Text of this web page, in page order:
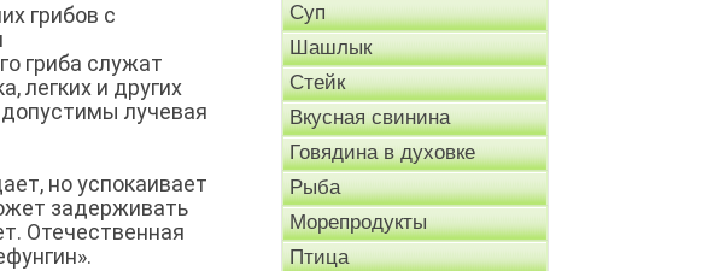
грибов с
гриба служат
легких и других
лучевая
но успокаивает
задерживать
Отечественная
Суп
Шашлык
Стейк
Вкусная свинина
Говядина в духовке
Рыба
Морепродукты
Птица